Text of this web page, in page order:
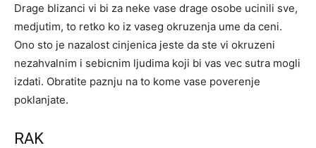
Drage blizanci vi bi za neke vase drage osobe ucinili sve,
medjutim, to retko ko iz vaseg okruzenja ume da ceni.
Ono sto je nazalost cinjenica jeste da ste vi okruzeni
nezahvalnim i sebicnim ljudima koji bi vas vec sutra mogli
izdati. Obratite paznju na to kome vase poverenje
poklanjate.
RAK